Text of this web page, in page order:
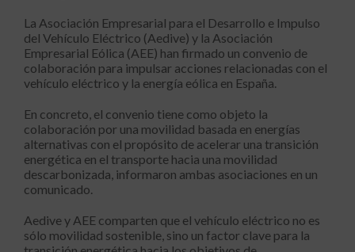
La Asociación Empresarial para el Desarrollo e Impulso
del Vehículo Eléctrico (Aedive) y la Asociación
Empresarial Eólica (AEE) han firmado un convenio de
colaboración para impulsar acciones relacionadas con el
vehículo eléctrico y la energía eólica en España.
En concreto, el convenio tiene como objeto la
colaboración por una movilidad basada en energías
alternativas con el propósito de acelerar una transición
energética en el transporte hacia una movilidad
descarbonizada, informaron ambas asociaciones en un
comunicado.
Aedive y AEE comparten que el vehículo eléctrico no es
sólo movilidad sostenible, sino un factor clave para la